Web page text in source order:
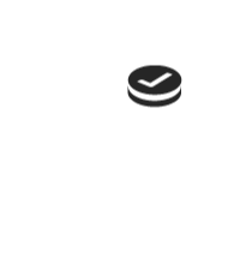
Dai
modelli